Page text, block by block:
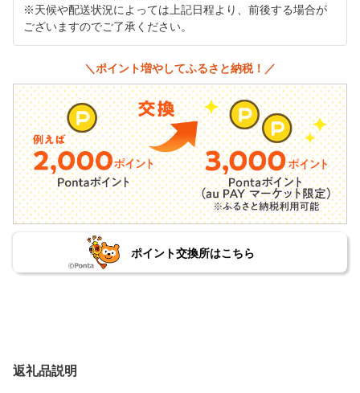
※天候や配送状況によっては上記日程より、前後する場合が
ございますのでご了承ください。
＼ポイント増やしてふるさと納税！／
ポイント交換所はこちら
返礼品説明